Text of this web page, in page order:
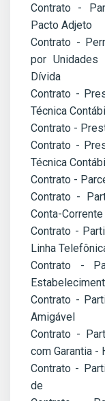
Contrato -
Pacto Adjeto
Contrato -
por Unidades
Dívida
Contrato -
Técnica
Contrato -
Contrato -
Técnica
Contrato -
Contrato -
Conta-Corrente
Contrato -
Linha
Contrato -
Contrato -
Amigável
Contrato -
com Garantia -
Contrato -
de